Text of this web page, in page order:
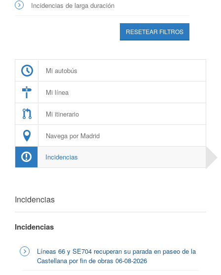
Incidencias de larga duración
RESETEAR FILTROS
Mi autobús
Mi línea
Mi itinerario
Navega por Madrid
Incidencias
Incidencias
Incidencias
Líneas 66 y SE704 recuperan su parada en paseo de la
Castellana por fin de obras 06-08-2026